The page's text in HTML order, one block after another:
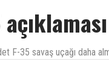
F-35 savaş uçağı daha